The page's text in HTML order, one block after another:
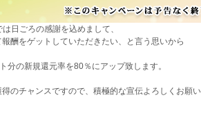
日ごろの感謝を込めまして、
酬をゲットしていただきたい、と言う思いから
分の新規還元率を80％にアップ致します。
のチャンスですので、積極的な宣伝よろしくお願